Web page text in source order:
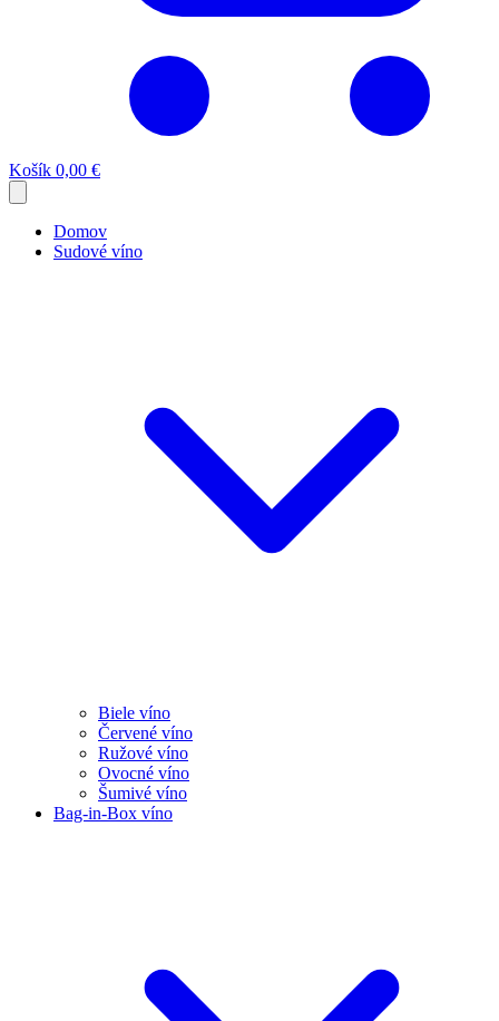
Košík 0,00 €
Domov
Sudové víno
Biele víno
Červené víno
Ružové víno
Ovocné víno
Šumivé víno
Bag-in-Box víno